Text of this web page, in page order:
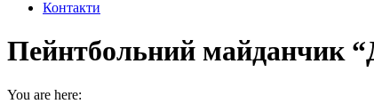
Контакти
Пейнтбольний майданчик
You are here: